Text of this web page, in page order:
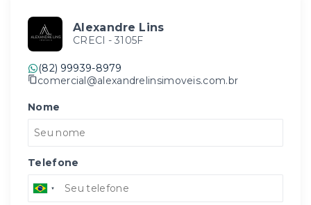
Alexandre Lins
CRECI - 3105F
(82) 99939-8979
comercial@alexandrelinsimoveis.com.br
Nome
Telefone